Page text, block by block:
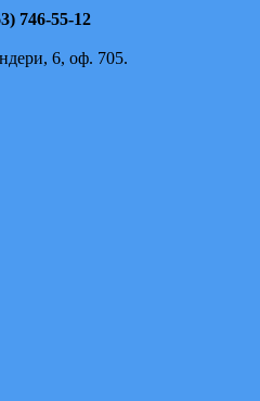
746-55-12
6, оф. 705.